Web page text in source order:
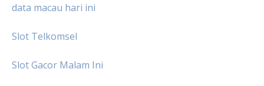
data macau hari ini
Slot Telkomsel
Slot Gacor Malam Ini